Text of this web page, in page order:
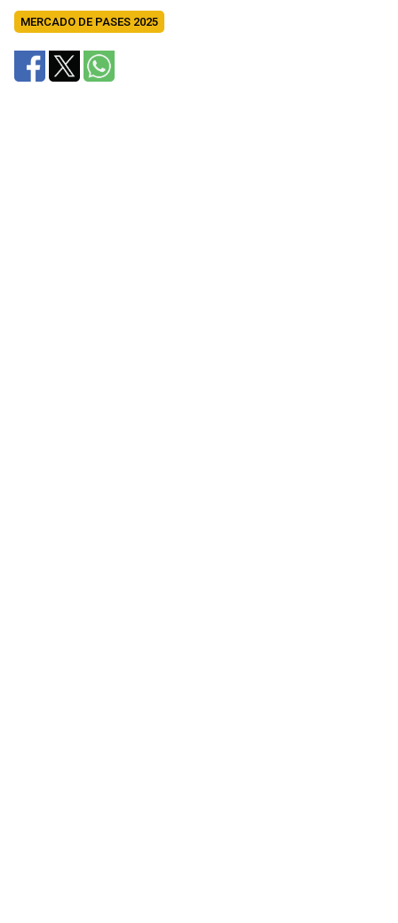
MERCADO DE PASES 2025